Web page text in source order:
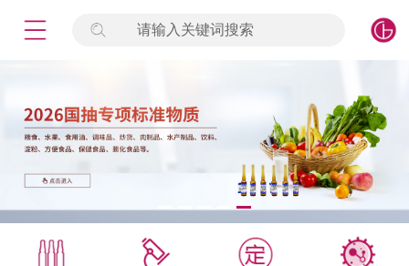
请输入关键词搜索
标准物质
产品专项